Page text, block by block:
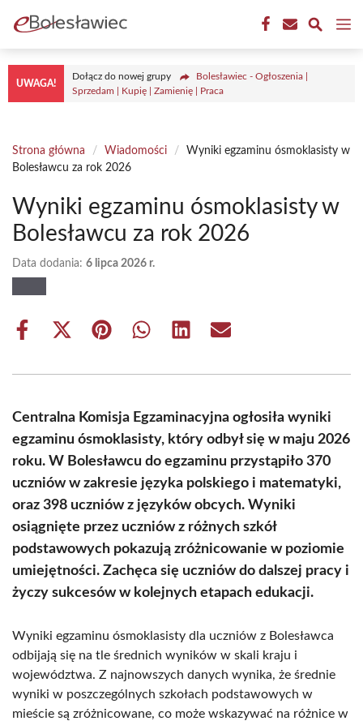
treści
UWAGA!
Dołącz do nowej grupy
Bolesławiec - Ogłoszenia |
Sprzedam | Kupię | Zamienię | Praca
Strona główna / Wiadomości /
Wyniki egzaminu ósmoklasisty w
Bolesławcu za rok 2026
Wyniki egzaminu ósmoklasisty w
Bolesławcu za rok 2026
Data dodania: 6 lipca 2026 r.
Share
Share
(Twitter)
Share Share Share Share
Centralna Komisja Egzaminacyjna ogłosiła wyniki
egzaminu ósmoklasisty, który odbył się w maju 2026
roku. W Bolesławcu do egzaminu przystąpiło 370
uczniów w zakresie języka polskiego i matematyki,
oraz 398 uczniów z języków obcych. Wyniki
osiągnięte przez uczniów z różnych szkół
podstawowych pokazują zróżnicowanie w poziomie
umiejętności. Zachęca się uczniów do dalszej pracy i
życzy sukcesów w kolejnych etapach edukacji.
Wyniki egzaminu ósmoklasisty dla uczniów z Bolesławca
odbijają się na tle średnich wyników w skali kraju i
województwa. Z najnowszych danych wynika, że średnie
wyniki w poszczególnych szkołach podstawowych w
mieście są zróżnicowane, co może wskazywać na różnice w